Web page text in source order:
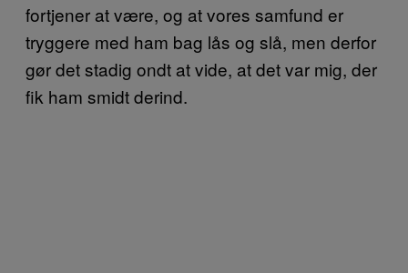
fortjener at være, og at vores samfund er
tryggere med ham bag lås og slå, men derfor
gør det stadig ondt at vide, at det var mig, der
fik ham smidt derind.